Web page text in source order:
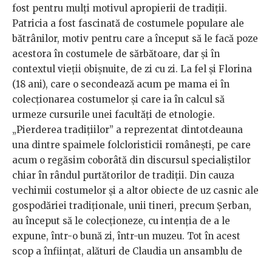
fost pentru mulți motivul apropierii de tradiții.
Patricia a fost fascinată de costumele populare ale
bătrânilor, motiv pentru care a început să le facă poze
acestora în costumele de sărbătoare, dar și în
contextul vieții obișnuite, de zi cu zi. La fel și Florina
(18 ani), care o secondează acum pe mama ei în
colecționarea costumelor și care ia în calcul să
urmeze cursurile unei facultăți de etnologie.
„Pierderea tradițiilor” a reprezentat dintotdeauna
una dintre spaimele folcloristicii românești, pe care
acum o regăsim coborâtă din discursul specialiștilor
chiar în rândul purtătorilor de tradiții. Din cauza
vechimii costumelor și a altor obiecte de uz casnic ale
gospodăriei tradiționale, unii tineri, precum Șerban,
au început să le colecționeze, cu intenția de a le
expune, într-o bună zi, într-un muzeu. Tot în acest
scop a înființat, alături de Claudia un ansamblu de